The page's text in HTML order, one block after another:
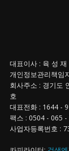
대표이사 : 육 성 재
개인정보관리책임
회사주소 : 경기도
호
대표전화 : 1644 -
팩스 : 0504 - 065 -
사업자등록번호 :